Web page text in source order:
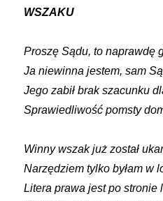
WSZAKU
Proszę Sądu, to naprawdę
Ja niewinna jestem, sam
Jego zabił brak szacunku
Sprawiedliwość pomsty
Winny wszak już został
Narzędziem tylko byłam w
Litera prawa jest po stronie